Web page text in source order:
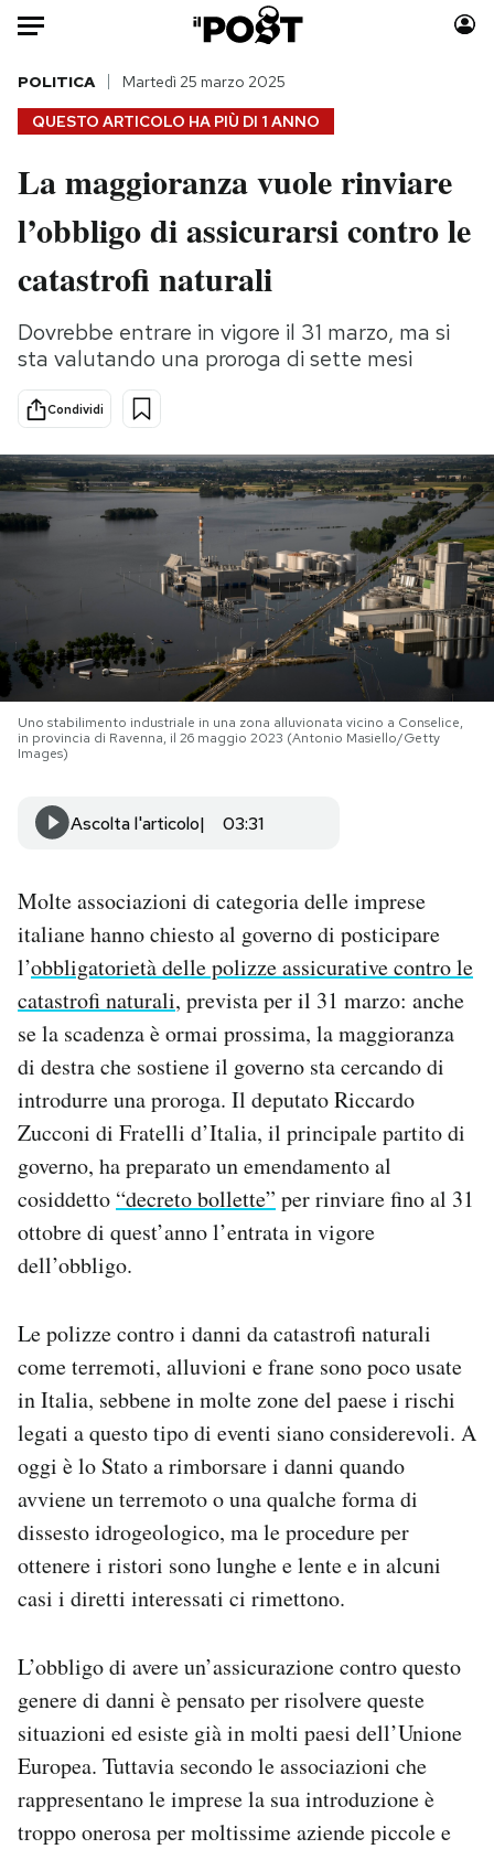
Auto
HOME
Italia
Politica
Tecnologia
Scienza
Economia
Moda
Consumismi
Media
PODCAST
I MIEI PREFERITI
SHOP
CALENDARIO
AREA PERSONALE
Area Personale
Newsletter
Notifiche mobile
Regala il Post
Hai bisogno di aiuto?
Esci
QUESTO ARTICOLO HA PIÙ DI 1 ANNO
POLITICA Martedì 25 marzo 2025
La maggioranza vuole rinviare
l’obbligo di assicurarsi contro le
catastrofi naturali
Dovrebbe entrare in vigore il 31 marzo, ma si
sta valutando una proroga di sette mesi
Condividi
Uno stabilimento industriale in una zona alluvionata vicino a Conselice,
in provincia di Ravenna, il 26 maggio 2023 (Antonio Masiello/Getty
Images)
Ascolta l'articolo 03:31
Molte associazioni di categoria delle imprese
italiane hanno chiesto al governo di posticipare
l’obbligatorietà delle polizze assicurative contro le
catastrofi naturali, prevista per il 31 marzo: anche
se la scadenza è ormai prossima, la maggioranza
di destra che sostiene il governo sta cercando di
introdurre una proroga. Il deputato Riccardo
Zucconi di Fratelli d’Italia, il principale partito di
governo, ha preparato un emendamento al
cosiddetto “decreto bollette” per rinviare fino al 31
ottobre di quest’anno l’entrata in vigore
dell’obbligo.
Le polizze contro i danni da catastrofi naturali
come terremoti, alluvioni e frane sono poco usate
in Italia, sebbene in molte zone del paese i rischi
legati a questo tipo di eventi siano considerevoli. A
oggi è lo Stato a rimborsare i danni quando
avviene un terremoto o una qualche forma di
dissesto idrogeologico, ma le procedure per
ottenere i ristori sono lunghe e lente e in alcuni
casi i diretti interessati ci rimettono.
L’obbligo di avere un’assicurazione contro questo
genere di danni è pensato per risolvere queste
situazioni ed esiste già in molti paesi dell’Unione
Europea. Tuttavia secondo le associazioni che
rappresentano le imprese la sua introduzione è
troppo onerosa per moltissime aziende piccole e